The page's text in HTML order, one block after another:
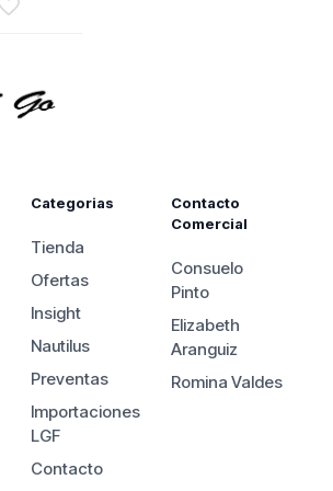
era:
Categorias
Tienda
Ofertas
Insight
Nautilus
Preventas
Importaciones
LGF
Contacto
Contacto
Comercial
Consuelo
Pinto
Elizabeth
Aranguiz
Romina Valdes